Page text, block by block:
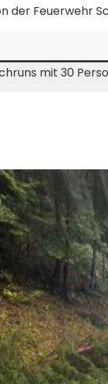
der Feuerwehr
mit 30